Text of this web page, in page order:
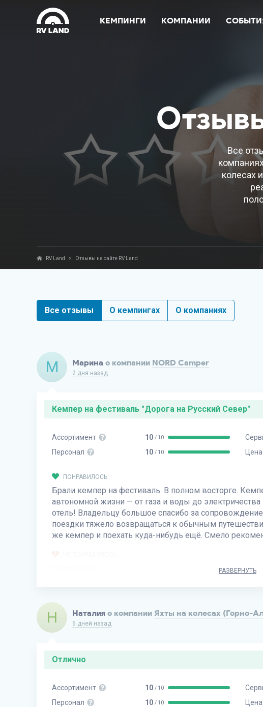
КЕМПИНГИ КОМПАНИИ
Все
колесах
RV Land > Отзывы на сайте RV Land
Все отзывы О кемпингах О компаниях
М Марина о компании NORD Camper
2 дня назад
Кемпер на фестиваль "Дорога на Русский Север"
Ассортимент 10 / 10
Персонал 10 / 10
ПОНРАВИЛОСЬ:
Брали кемпер на фестиваль. В полном восторге.
автономной жизни — от газа и воды до
отель! Владельцу большое спасибо за
поездки тяжело возвращаться к обычным
же кемпер и поехать куда-нибудь ещё. Смело
РАЗВЕРНУТЬ
Н Наталия о компании Яхты на колесах (Горно-
6 дней назад
Отлично
Ассортимент 10 / 10
Персонал 10 / 10